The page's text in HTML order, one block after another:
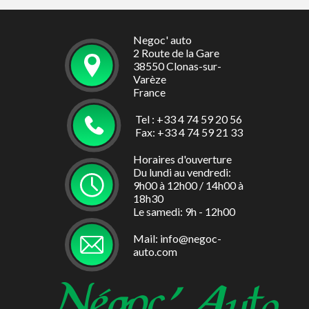
Système de surveillance de pression des pneus
Vitres latérales et lunette arrière surteintées
Volant en textile enduit grainé cousu
Volant multifonction
Volant réglable en hauteur et en profondeur
Negoc' auto
2 Route de la Gare
38550 Clonas-sur-
Varèze
France
Tel : +33 4 74 59 20 56
Fax: +33 4 74 59 21 33
Horaires d'ouverture
Du lundi au vendredi:
9h00 à 12h00 / 14h00 à
18h30
Le samedi: 9h - 12h00
Mail: info@negoc-
auto.com